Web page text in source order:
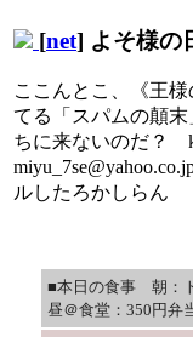
[net] よそ様
ここんとこ、《王
てる「スパムの顛
ちに来ないのだ？
ルしたろかしらん
■本日の食事 朝：
昼＠食堂：350円